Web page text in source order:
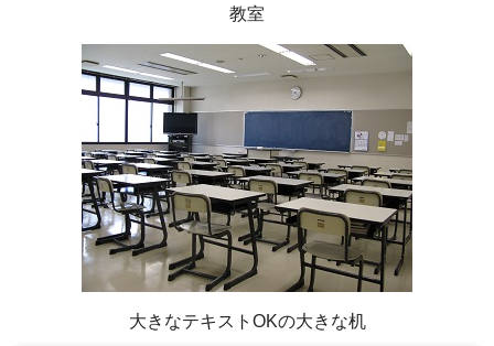
教室
大きなテキストOKの大きな机